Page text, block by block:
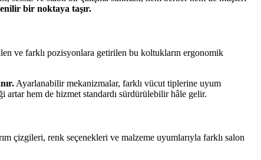
bir noktaya taşır.
ve farklı pozisyonlara getirilen bu koltukların ergonomik
Ayarlanabilir mekanizmalar, farklı vücut tiplerine uyum
hem de hizmet standardı sürdürülebilir hâle gelir.
çizgileri, renk seçenekleri ve malzeme uyumlarıyla farklı salon